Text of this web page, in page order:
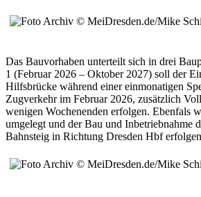
Das Bauvorhaben unterteilt sich in drei
1 (Februar 2026 – Oktober 2027) soll der
Hilfsbrücke während einer einmonatigen
Zugverkehr im Februar 2026, zusätzlich
wenigen Wochenenden erfolgen. Ebenfals
umgelegt und der Bau und Inbetriebnahme
Bahnsteig in Richtung Dresden Hbf